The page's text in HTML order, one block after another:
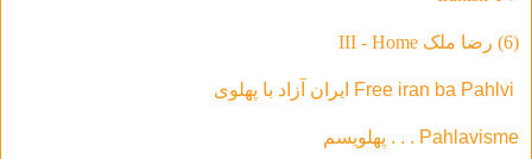
(6) رضا ملک III - Home
Free iran ba Pahlvi ایران آزاد با پهلوی
Pahlavisme . . . پهلویسم